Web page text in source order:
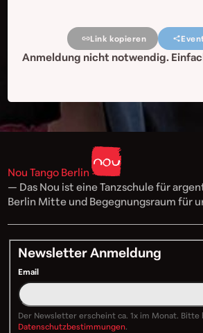
Link kopieren
Anmeldung nicht notwendig.
Nou Tango Berlin
— Das Nou ist eine Tanzschule für
Berlin Mitte und Begegnungsraum für
Newsletter Anmeldung
Email
Der Newsletter erscheint ca. 1x im Monat. Bitte
Datenschutzbestimmungen.